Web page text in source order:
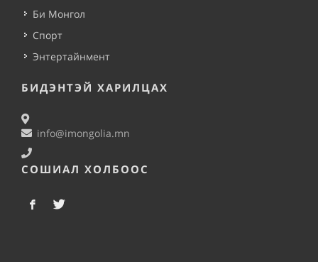
Би Монгол
Спорт
Энтертайнмент
БИДЭНТЭЙ ХАРИЛЦАХ
info@imongolia.mn
СОШИАЛ ХОЛБООС